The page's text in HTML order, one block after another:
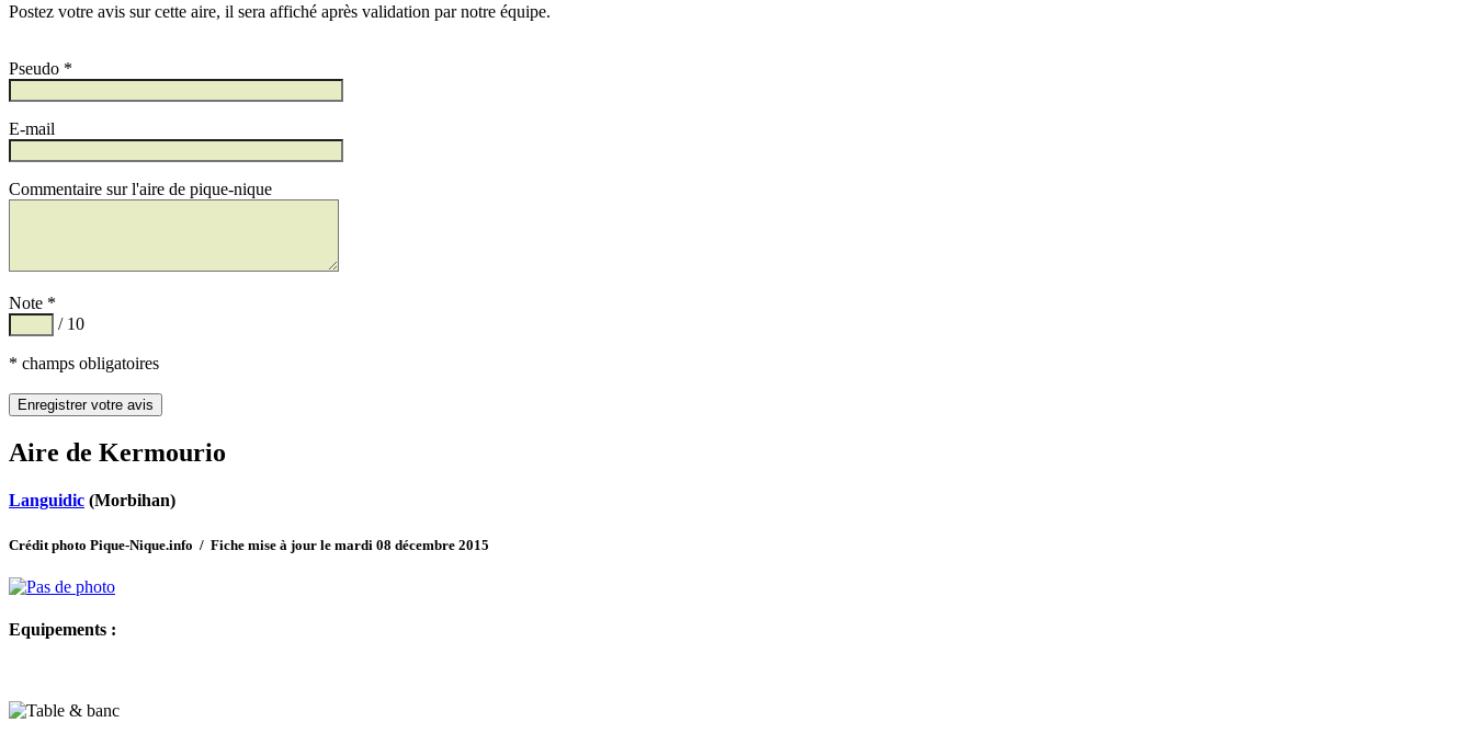
Postez votre avis sur cette aire, il sera affiché après validation par notre équipe.
Pseudo *
E-mail
Commentaire sur l'aire de pique-nique
Note *
/ 10
* champs obligatoires
Aire de Kermourio
Languidic (Morbihan)
Crédit photo Pique-Nique.info / Fiche mise à jour le mardi 08 décembre 2015
Equipements :